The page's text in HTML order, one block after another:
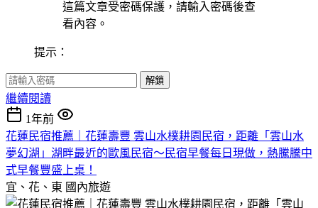
這篇文章受密碼保護，請輸入密碼後查
看內容。
提示：
解鎖
繼續閱讀
1年前
花蓮民宿推薦｜花蓮壽豐 雲山水樸耕園民宿，距離「雲山水
夢幻湖」湖畔最近的歐風民宿～民宿早餐每日現做，熱騰騰中
式早餐豐盛上桌！
宜、花、東 國內旅遊